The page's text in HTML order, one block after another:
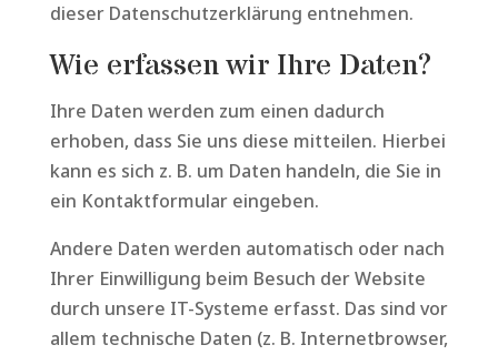
dieser Datenschutzerklärung entnehmen.
Wie erfassen wir Ihre Daten?
Ihre Daten werden zum einen dadurch
erhoben, dass Sie uns diese mitteilen. Hierbei
kann es sich z. B. um Daten handeln, die Sie in
ein Kontaktformular eingeben.
Andere Daten werden automatisch oder nach
Ihrer Einwilligung beim Besuch der Website
durch unsere IT-Systeme erfasst. Das sind vor
allem technische Daten (z. B. Internetbrowser,